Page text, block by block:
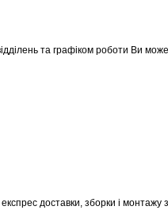
та графіком роботи Ви
доставки, зборки і